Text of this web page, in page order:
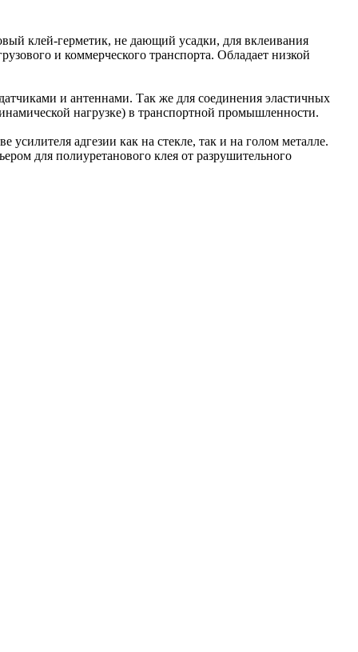
клей-герметик, не дающий усадки, для вклеивания
и коммерческого транспорта. Обладает низкой
и антеннами. Так же для соединения эластичных
нагрузке) в транспортной промышленности.
адгезии как на стекле, так и на голом металле.
для полиуретанового клея от разрушительного